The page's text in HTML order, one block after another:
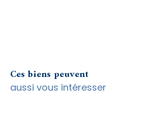
Ces biens peuvent
aussi vous intéresser